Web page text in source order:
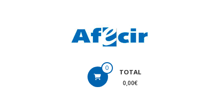
0 TOTAL
0,00€